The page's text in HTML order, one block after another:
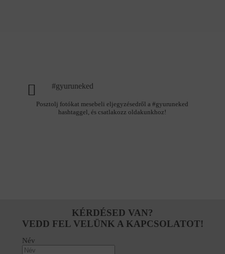
#gyuruneked
Posztolj fotókat mesebeli eljegyzésedről a #gyuruneked
hashtaggel, és csatlakozz oldakunkhoz!
KÉRDÉSED VAN?
VEDD FEL VELÜNK A KAPCSOLATOT!
Név